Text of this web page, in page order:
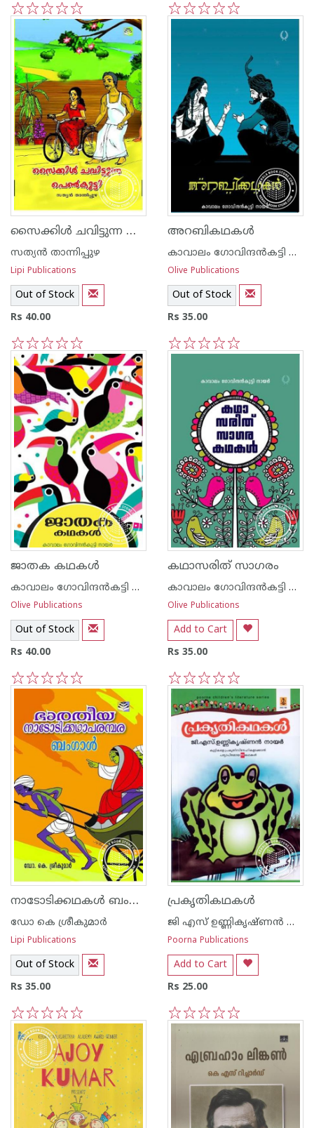
5
4
3
2
1 5
4
3
2
1
സൈക്കിള്‍ ചവിട്ടുന്ന പെണ്‍‌കുട്ടി
സത്യന്‍ താന്നിപ്പുഴ
Lipi Publications
Out of Stock
Rs 40.00
5
3
2
1
അറബികഥകള്‍
കാവാലം ഗോവിന്ദന്‍കട്ടി നായര്‍
Olive Publications
Out of Stock
Rs 35.00
5
4
3
2
1
ജാതക കഥകള്‍
കാവാലം ഗോവിന്ദന്‍കട്ടി നായര്‍
Olive Publications
Out of Stock
Rs 40.00
5
4
3
2
1
കഥാസരിത് സാഗരം
കാവാലം ഗോവിന്ദന്‍കട്ടി നായര്‍
Olive Publications
Add to Cart
Rs 35.00
5
4
3
2
1
നാടോടിക്കഥകള്‍ ബംഗാള്‍
ഡോ കെ ശ്രീകുമാര്‍
Lipi Publications
Out of Stock
Rs 35.00
5
4
3
2
1
പ്രകൃതികഥകള്‍
ജി എസ് ഉണ്ണികൃഷ്ണ‌ന്‍ നായര്‍
Poorna Publications
Add to Cart
Rs 25.00
5
4
3
2
1